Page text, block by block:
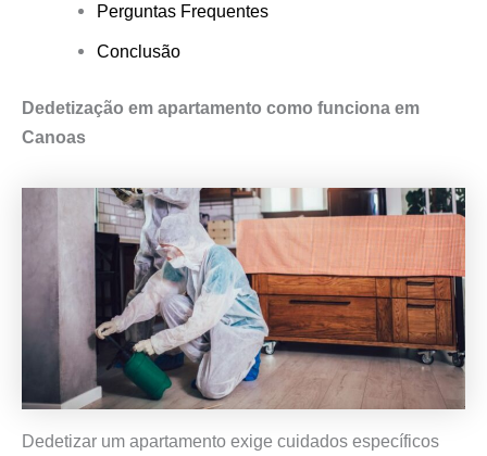
Perguntas Frequentes
Conclusão
Dedetização em apartamento como funciona em
Canoas
Dedetizar um apartamento exige cuidados específicos